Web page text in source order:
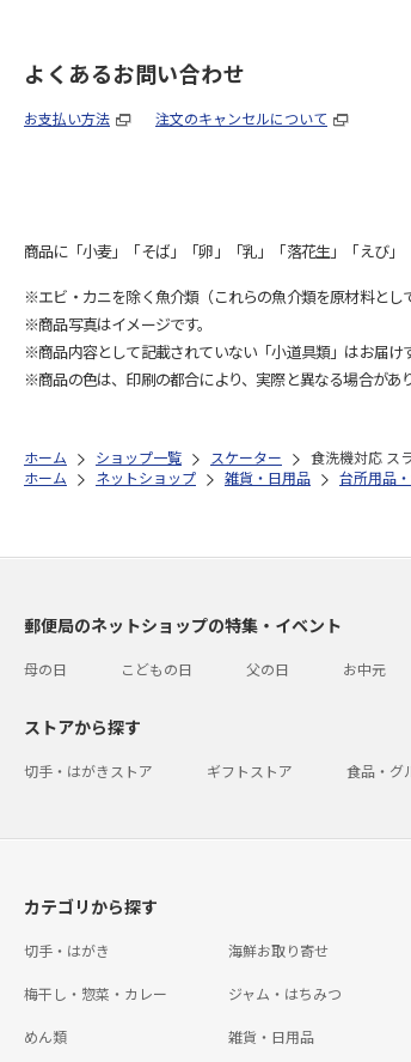
よくあるお問い合わせ
お支払い方法 注文のキャンセルについて
商品に「小麦」「そば」「卵」「乳」「落花生」「えび
※エビ・カニを除く魚介類（これらの魚介類を原材料とし
※商品写真はイメージです。
※商品内容として記載されていない「小道具類」はお届け
※商品の色は、印刷の都合により、実際と異なる場合があり
ホーム ショップ一覧 スケーター
食洗機対応 ス
ホーム
ネットショップ 雑貨・日用品 台所用品
郵便局のネットショップの特集・イベント
母の日 こどもの日 父の日 お中元
ストアから探す
切手・はがきストア ギフトストア 食品・グ
カテゴリから探す
切手・はがき 海鮮お取り寄せ
梅干し・惣菜・カレー ジャム・はちみつ
めん類 雑貨・日用品